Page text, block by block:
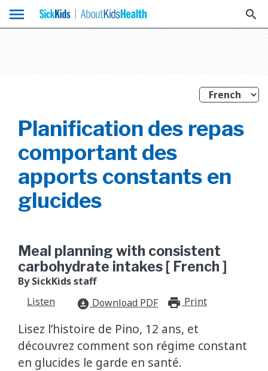
menu search
Planification des repas
comportant des
apports constants en
glucides
Meal planning with consistent
carbohydrate intakes [ French ]
By SickKids staff
Listen
download_for_offline Download PDF Print
Lisez l’histoire de Pino, 12 ans, et
découvrez comment son régime constant
en glucides le garde en santé.